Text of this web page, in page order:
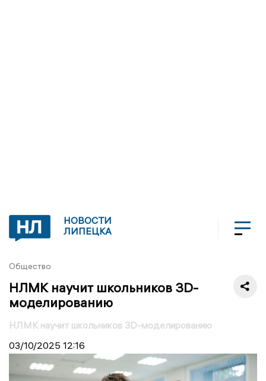
НОВОСТИ
ЛИПЕЦКА
Общество
НЛМК научит школьников 3D-
моделированию
НЛМК научит школьников 3D-моделированию
03/10/2025 12:16